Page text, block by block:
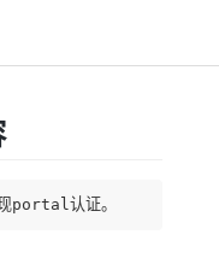
portal认证。